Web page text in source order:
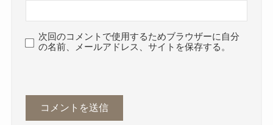
次回のコメントで使用するためブラウザーに自分
の名前、メールアドレス、サイトを保存する。